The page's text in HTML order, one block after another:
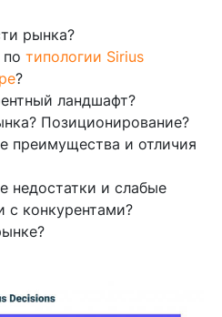
рынка?
типологии Sirius
?
ландшафт?
Позиционирование?
преимущества и отличия
недостатки и слабые
с конкурентами?